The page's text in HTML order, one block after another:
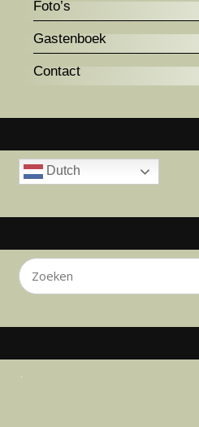
Foto’s
Gastenboek
Contact
Dutch